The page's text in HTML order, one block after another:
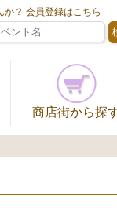
？ 会員登録はこちら
商店街から探